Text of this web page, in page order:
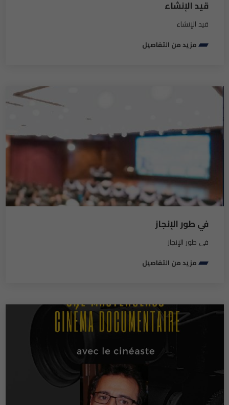
قيد الإنشاء
قيد الإنشاء
مزيد من التفاصيل
في طور الإنجاز
في طور الإنجاز
مزيد من التفاصيل